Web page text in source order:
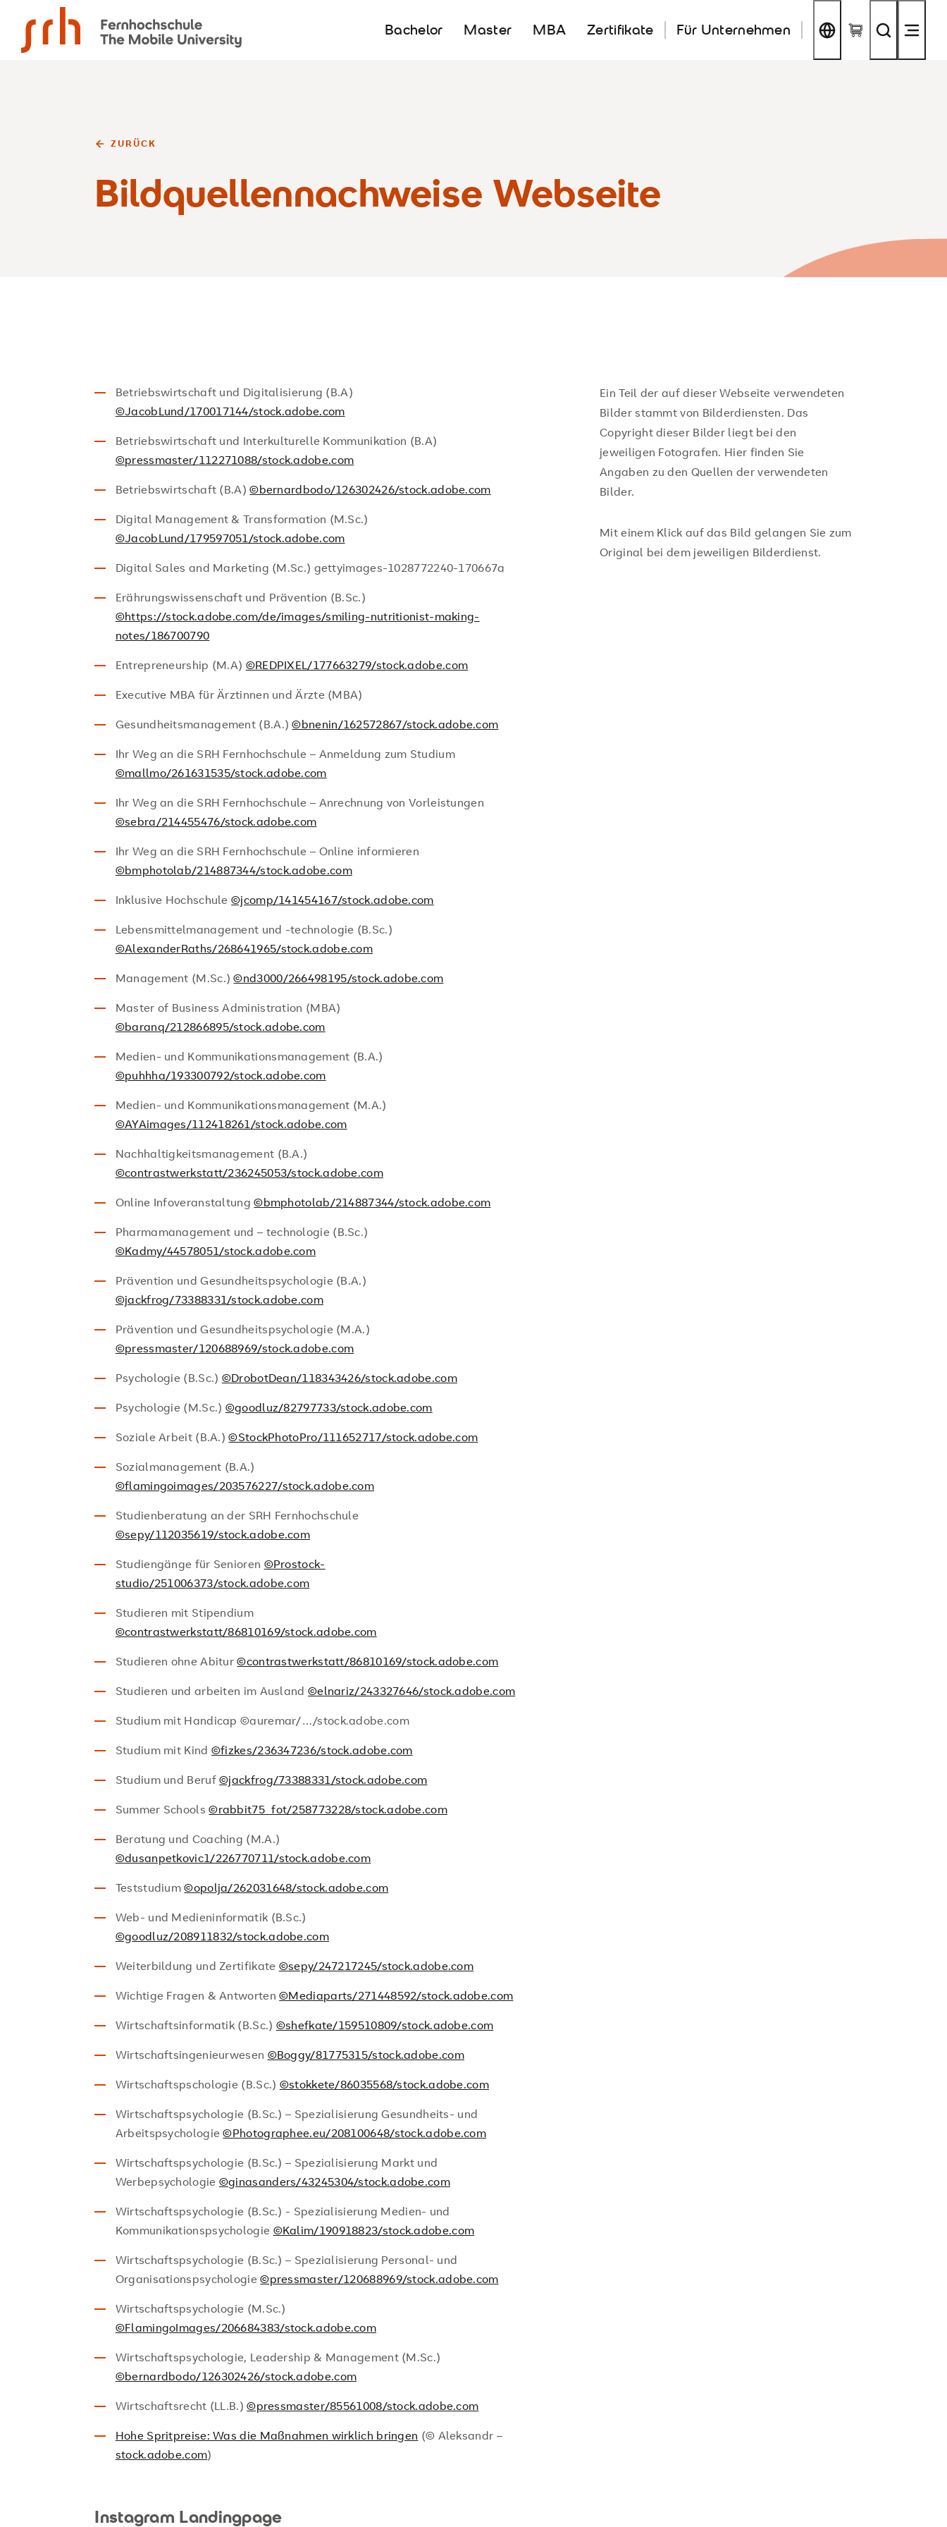
Bachelor Master MBA Zertifikate Für Unternehmen
ZURÜCK
Bildquellennachweise Webseite
Betriebswirtschaft und Digitalisierung (B.A)
©JacobLund/170017144/stock.adobe.com
Betriebswirtschaft und Interkulturelle Kommunikation (B.A)
©pressmaster/112271088/stock.adobe.com
Betriebswirtschaft (B.A)©bernardbodo/126302426/stock.adobe.com
Digital Management & Transformation (M.Sc.)
©JacobLund/179597051/stock.adobe.com
Digital Sales and Marketing (M.Sc.) gettyimages-1028772240-170667a
Erährungswissenschaft und Prävention (B.Sc.)
©https://stock.adobe.com/de/images/smiling-nutritionist-making-
notes/186700790
Entrepreneurship (M.A) ©REDPIXEL/177663279/stock.adobe.com
Executive MBA für Ärztinnen und Ärzte (MBA)
Gesundheitsmanagement (B.A.)©bnenin/162572867/stock.adobe.com
Ihr Weg an die SRH Fernhochschule – Anmeldung zum Studium
©mallmo/261631535/stock.adobe.com
Ihr Weg an die SRH Fernhochschule – Anrechnung von Vorleistungen
©sebra/214455476/stock.adobe.com
Ihr Weg an die SRH Fernhochschule – Online informieren
©bmphotolab/214887344/stock.adobe.com
Inklusive Hochschule©jcomp/141454167/stock.adobe.com
Lebensmittelmanagement und -technologie (B.Sc.)
©AlexanderRaths/268641965/stock.adobe.com
Management (M.Sc.)©nd3000/266498195/stock.adobe.com
Master of Business Administration (MBA)
©baranq/212866895/stock.adobe.com
Medien- und Kommunikationsmanagement (B.A.)
©puhhha/193300792/stock.adobe.com
Medien- und Kommunikationsmanagement (M.A.)
©AYAimages/112418261/stock.adobe.com
Nachhaltigkeitsmanagement (B.A.)
©contrastwerkstatt/236245053/stock.adobe.com
Online Infoveranstaltung©bmphotolab/214887344/stock.adobe.com
Pharmamanagement und – technologie (B.Sc.)
©Kadmy/44578051/stock.adobe.com
Prävention und Gesundheitspsychologie (B.A.)
©jackfrog/73388331/stock.adobe.com
Prävention und Gesundheitspsychologie (M.A.)
©pressmaster/120688969/stock.adobe.com
Psychologie (B.Sc.) ©DrobotDean/118343426/stock.adobe.com
Psychologie (M.Sc.) ©goodluz/82797733/stock.adobe.com
Soziale Arbeit (B.A.)©StockPhotoPro/111652717/stock.adobe.com
Sozialmanagement (B.A.)
©flamingoimages/203576227/stock.adobe.com
Studienberatung an der SRH Fernhochschule
©sepy/112035619/stock.adobe.com
Studiengänge für Senioren ©Prostock-
studio/251006373/stock.adobe.com
Studieren mit Stipendium
©contrastwerkstatt/86810169/stock.adobe.com
Studieren ohne Abitur©contrastwerkstatt/86810169/stock.adobe.com
Studieren und arbeiten im Ausland ©elnariz/243327646/stock.adobe.com
Studium mit Handicap ©auremar/…/stock.adobe.com
Studium mit Kind ©fizkes/236347236/stock.adobe.com
Studium und Beruf©jackfrog/73388331/stock.adobe.com
Summer Schools©rabbit75_fot/258773228/stock.adobe.com
Beratung und Coaching (M.A.)
©dusanpetkovic1/226770711/stock.adobe.com
Teststudium©opolja/262031648/stock.adobe.com
Web- und Medieninformatik (B.Sc.)
©goodluz/208911832/stock.adobe.com
Weiterbildung und Zertifikate ©sepy/247217245/stock.adobe.com
Wichtige Fragen & Antworten©Mediaparts/271448592/stock.adobe.com
Wirtschaftsinformatik (B.Sc.) ©shefkate/159510809/stock.adobe.com
Wirtschaftsingenieurwesen ©Boggy/81775315/stock.adobe.com
Wirtschaftspschologie (B.Sc.) ©stokkete/86035568/stock.adobe.com
Wirtschaftspsychologie (B.Sc.) – Spezialisierung Gesundheits- und
Arbeitspsychologie©Photographee.eu/208100648/stock.adobe.com
Wirtschaftspsychologie (B.Sc.) – Spezialisierung Markt und
Werbepsychologie ©ginasanders/43245304/stock.adobe.com
Wirtschaftspsychologie (B.Sc.) - Spezialisierung Medien- und
Kommunikationspsychologie ©Kalim/190918823/stock.adobe.com
Wirtschaftspsychologie (B.Sc.) – Spezialisierung Personal- und
Organisationspsychologie©pressmaster/120688969/stock.adobe.com
Wirtschaftspsychologie (M.Sc.)
©FlamingoImages/206684383/stock.adobe.com
Wirtschaftspsychologie, Leadership & Management (M.Sc.)
©bernardbodo/126302426/stock.adobe.com
Wirtschaftsrecht (LL.B.)©pressmaster/85561008/stock.adobe.com
Hohe Spritpreise: Was die Maßnahmen wirklich bringen (© Aleksandr –
stock.adobe.com)
Instagram Landingpage
Ein Teil der auf dieser Webseite verwendeten
Bilder stammt von Bilderdiensten. Das
Copyright dieser Bilder liegt bei den
jeweiligen Fotografen. Hier finden Sie
Angaben zu den Quellen der verwendeten
Bilder.
Mit einem Klick auf das Bild gelangen Sie zum
Original bei dem jeweiligen Bilderdienst.